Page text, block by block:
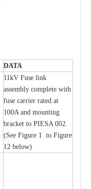
DATA
11kV Fuse link
assembly complete with
fuse carrier rated at
100A and mounting
bracket to PIESA 002.
(See Figure 1 to Figure
12 below)